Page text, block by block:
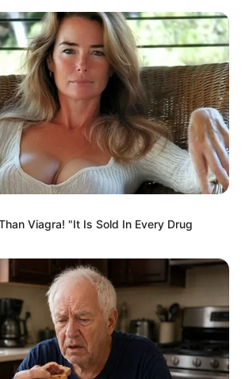
магазини, а
На вихідних
карантин
Viagra! "It Is Sold In Every Drug